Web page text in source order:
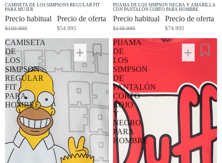
CAMISETA DE LOS SIMPSONS REGULAR FIT
PARA MUJER
Precio de oferta
$54.995
Precio habitual
$109.990
PIJAMA DE LOS SIMPSON NEGRA Y AMARILLA
CON PANTALÓN CORTO PARA HOMBRE
Precio de oferta
$74.995
Precio habitual
$149.990
CAMISETA
DE
LOS
SIMPSON
REGULAR
FIT
PARA
HOMBRE
PIJAMA
DE
LOS
SIMPSON
DE
PANTALÓN
CORTO
ROJO
Y
NEGRO
PARA
HOMBRE